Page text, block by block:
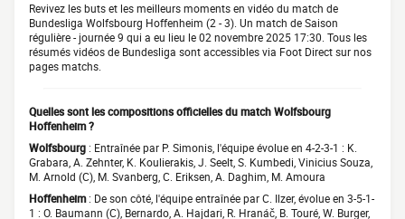
Revivez les buts et les meilleurs moments en vidéo du match de
Bundesliga Wolfsbourg Hoffenheim (2 - 3). Un match de Saison
régulière - journée 9 qui a eu lieu le 02 novembre 2025 17:30. Tous les
résumés vidéos de Bundesliga sont accessibles via Foot Direct sur nos
pages matchs.
Quelles sont les compositions officielles du match Wolfsbourg
Hoffenheim ?
Wolfsbourg : Entraînée par P. Simonis, l'équipe évolue en 4-2-3-1 : K.
Grabara, A. Zehnter, K. Koulierakis, J. Seelt, S. Kumbedi, Vinicius Souza,
M. Arnold (C), M. Svanberg, C. Eriksen, A. Daghim, M. Amoura
Hoffenheim: De son côté, l'équipe entraînée par C. Ilzer, évolue en 3-5-1-
1 : O. Baumann (C), Bernardo, A. Hajdari, R. Hranáč, B. Touré, W. Burger,